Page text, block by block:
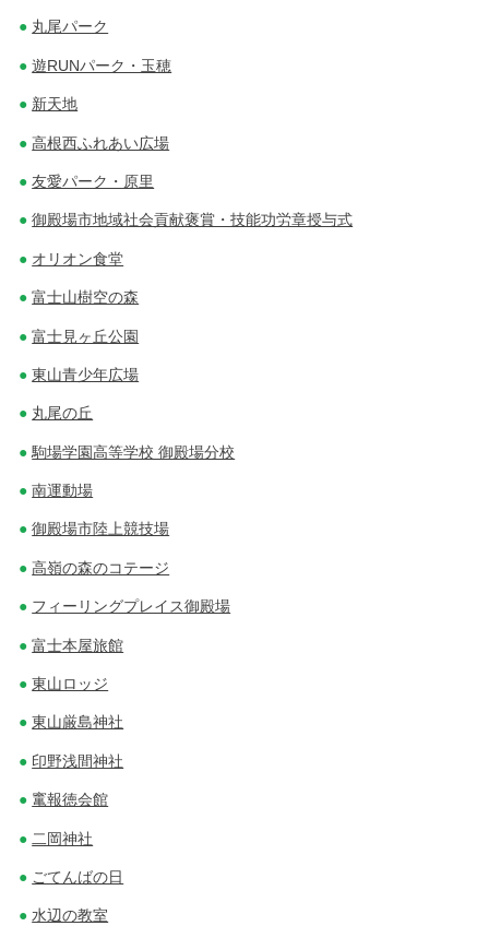
丸尾パーク
遊RUNパーク・玉穂
新天地
高根西ふれあい広場
友愛パーク・原里
御殿場市地域社会貢献褒賞・技能功労章授与式
オリオン食堂
富士山樹空の森
富士見ヶ丘公園
東山青少年広場
丸尾の丘
駒場学園高等学校 御殿場分校
南運動場
御殿場市陸上競技場
高嶺の森のコテージ
フィーリングプレイス御殿場
富士本屋旅館
東山ロッジ
東山厳島神社
印野浅間神社
竃報徳会館
二岡神社
ごてんばの日
水辺の教室